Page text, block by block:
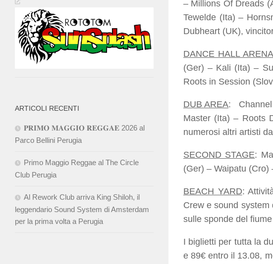
– Millions Of Dreads
Tewelde (Ita) –
Dubheart (UK),
DANCE HALL ARENA
(Ger) – Kali (Ita) –
Roots in Session
DUB AREA:
Master (Ita) – Roots
numerosi altri artisti
SECOND STAGE:
(Ger) – Waipatu
BEACH YARD:
Crew e sound
sulle sponde del
I biglietti per tutta la
e 89€ entro il 13.08,
ARTICOLI RECENTI
𝐏𝐑𝐈𝐌𝐎 𝐌𝐀𝐆𝐆𝐈𝐎 𝐑𝐄𝐆𝐆𝐀𝐄 2026 al
Parco Bellini Perugia
Primo Maggio Reggae al The Circle
Club Perugia
Al Rework Club arriva King Shiloh, il
leggendario Sound System di Amsterdam
per la prima volta a Perugia